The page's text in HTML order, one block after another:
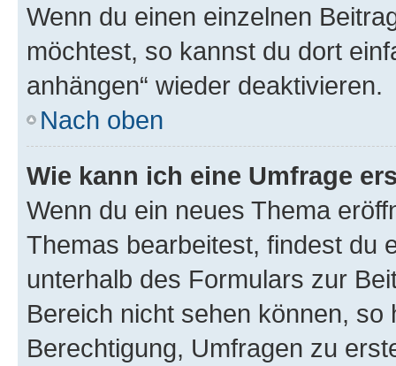
Wenn du einen einzelnen
möchtest, so kannst du dort
anhängen“ wieder deaktivieren.
Nach oben
Wie kann ich eine Umfrage
Wenn du ein neues Thema
Themas bearbeitest, findest du
unterhalb des Formulars zur
Bereich nicht sehen können,
Berechtigung, Umfragen zu